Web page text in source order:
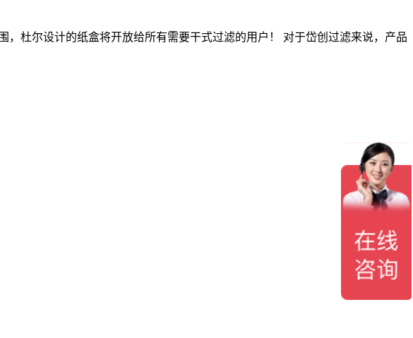
杜尔设计的纸盒将开放给所有需要干式过滤的用户！ 对于岱创过滤来说，产品